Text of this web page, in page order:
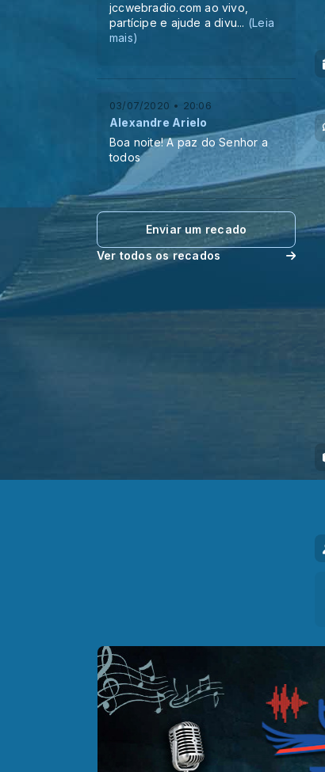
jccwebradio.com ao vivo,
partícipe e ajude a divu... (Leia
mais)
Alexandre Arielo
03/07/2020 • 20:06
Boa noite! A paz do Senhor a
todos
Enviar um recado
Ver todos os recados